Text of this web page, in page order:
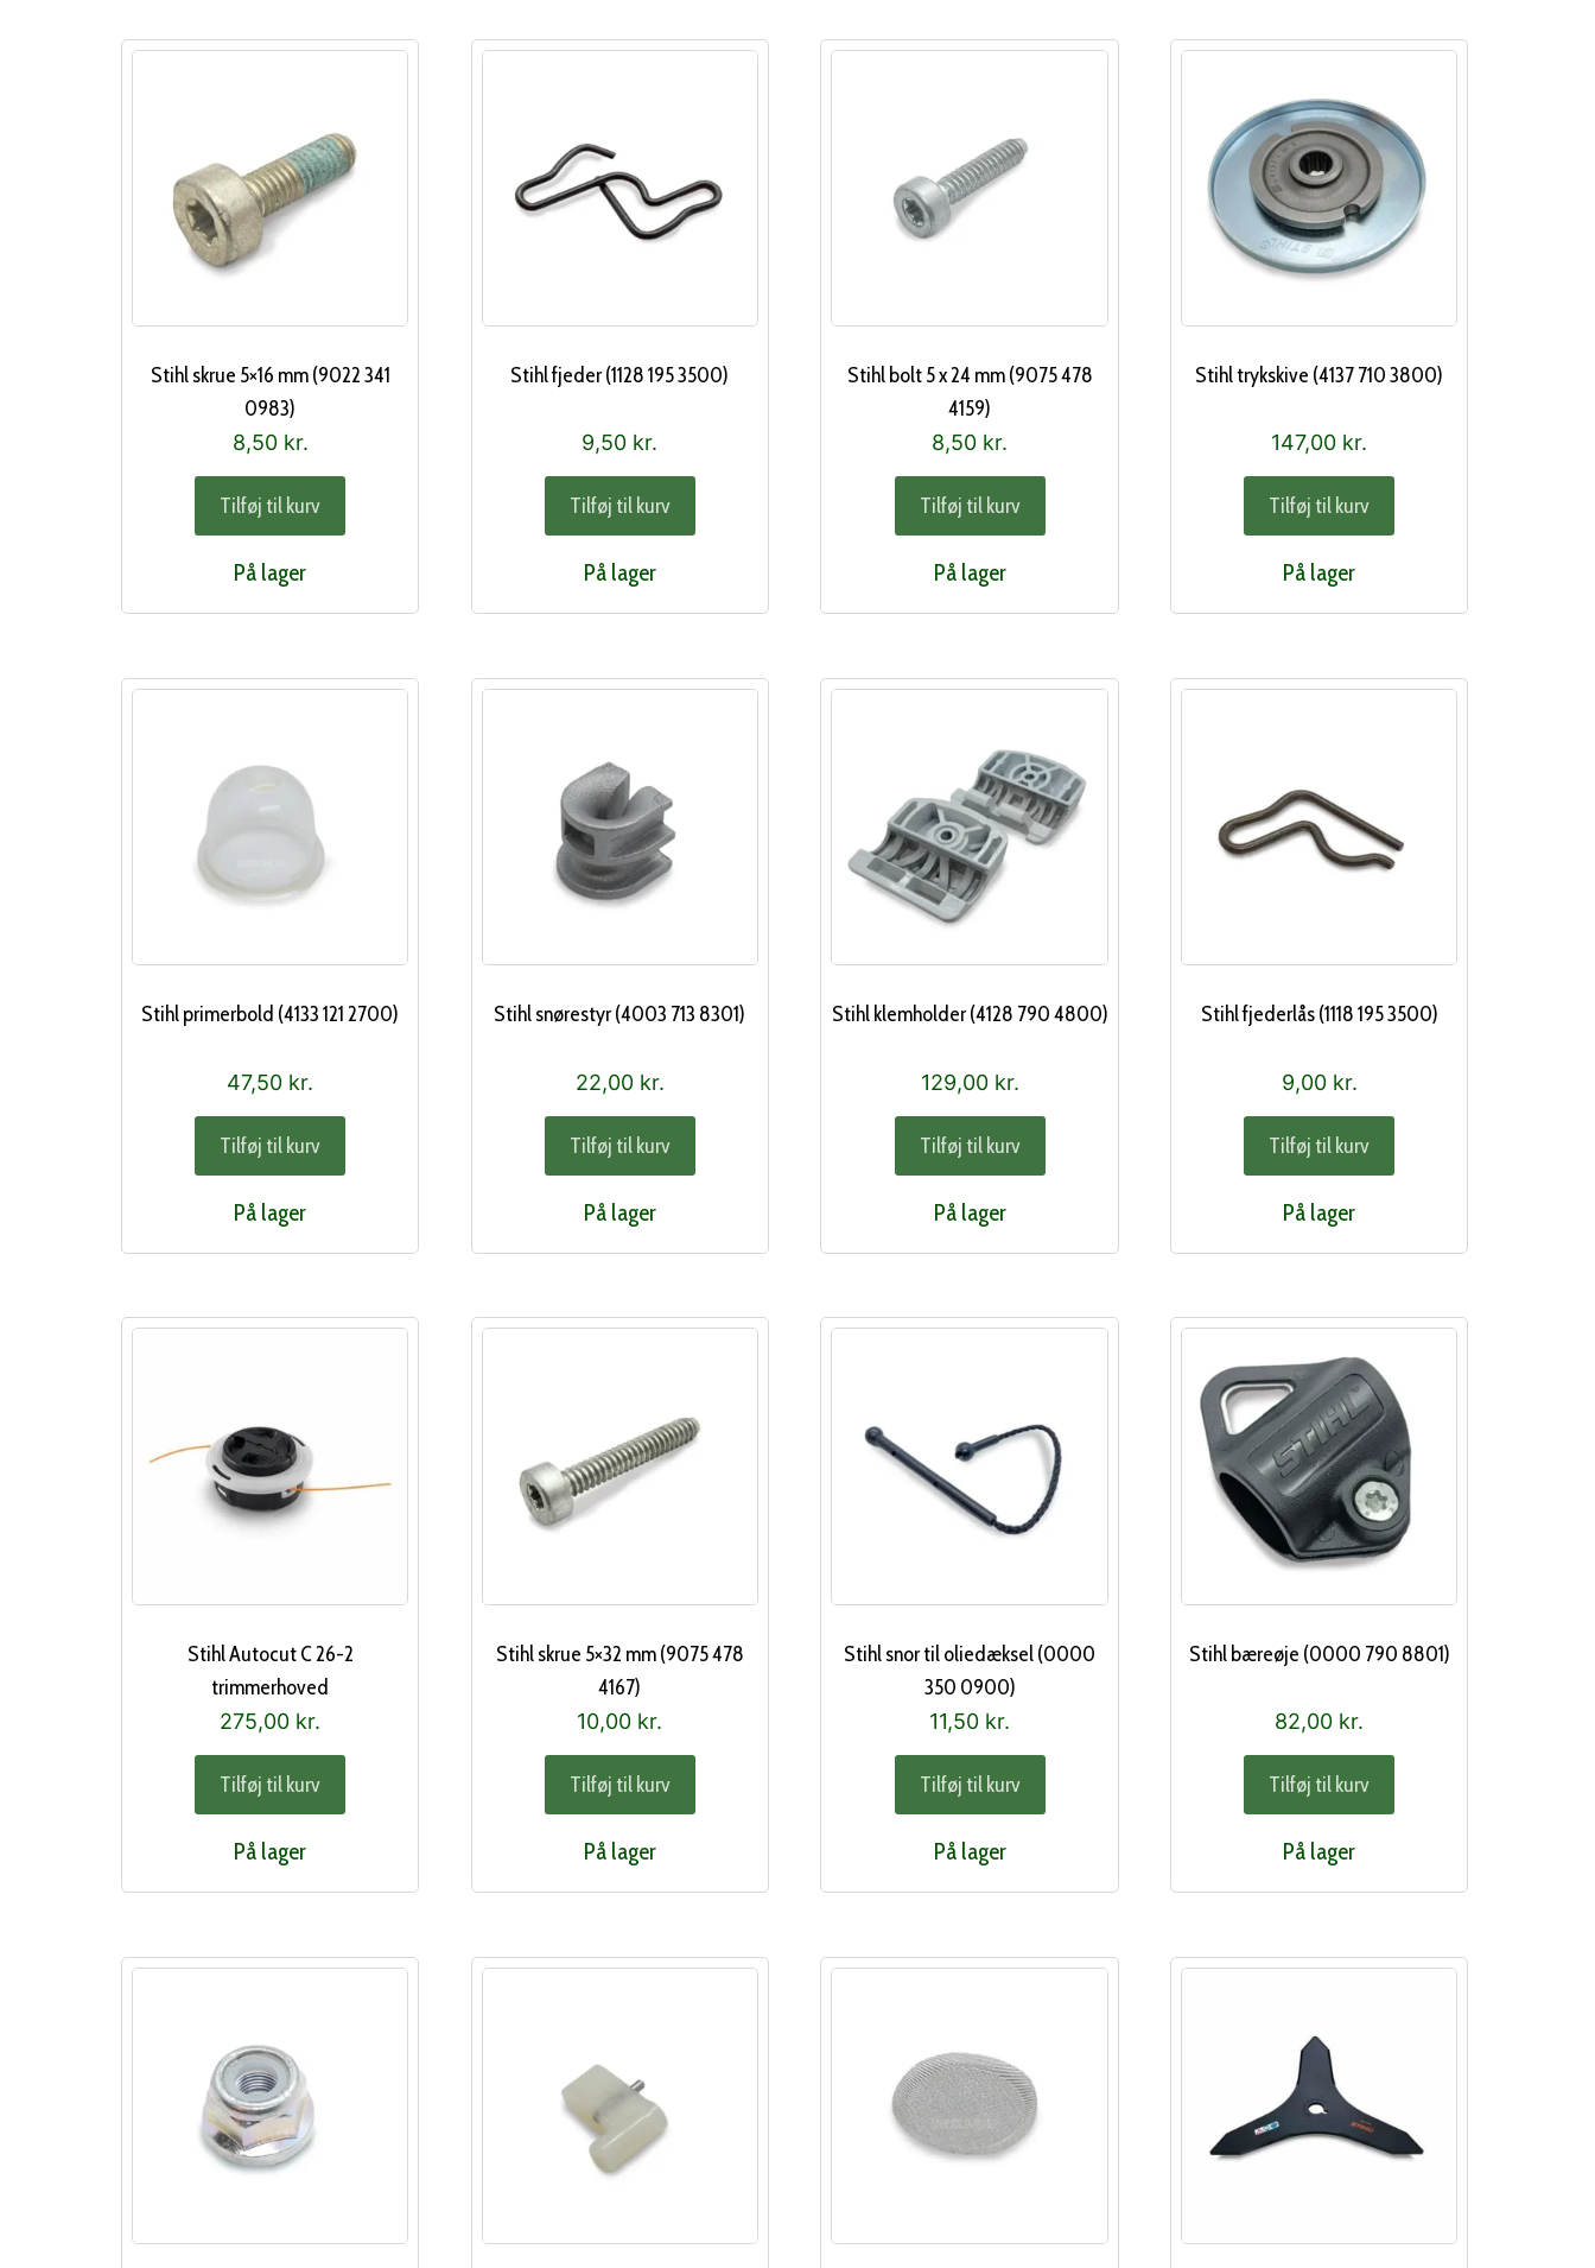
Stihl skrue 5×16 mm (9022 341
0983)
8,50 kr.
Tilføj til kurv
På lager
Stihl fjeder (1128 195 3500)
9,50 kr.
Tilføj til kurv
På lager
Stihl bolt 5 x 24 mm (9075 478
4159)
8,50 kr.
Tilføj til kurv
På lager
Stihl trykskive (4137 710 3800)
147,00 kr.
Tilføj til kurv
På lager
Stihl primerbold (4133 121 2700)
47,50 kr.
Tilføj til kurv
På lager
Stihl snørestyr (4003 713 8301)
22,00 kr.
Tilføj til kurv
På lager
Stihl klemholder (4128 790 4800)
129,00 kr.
Tilføj til kurv
På lager
Stihl fjederlås (1118 195 3500)
9,00 kr.
Tilføj til kurv
På lager
Stihl Autocut C 26-2
trimmerhoved
275,00 kr.
Tilføj til kurv
På lager
Stihl skrue 5×32 mm (9075 478
4167)
10,00 kr.
Tilføj til kurv
På lager
Stihl snor til oliedæksel (0000
350 0900)
11,50 kr.
Tilføj til kurv
På lager
Stihl bæreøje (0000 790 8801)
82,00 kr.
Tilføj til kurv
På lager